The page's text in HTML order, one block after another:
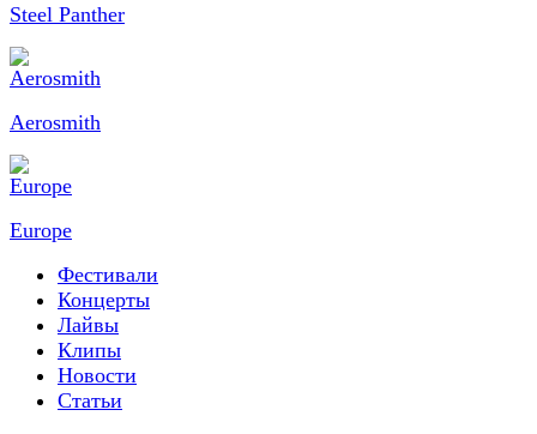
Steel Panther
Aerosmith
Europe
Фестивали
Концерты
Лайвы
Клипы
Новости
Статьи